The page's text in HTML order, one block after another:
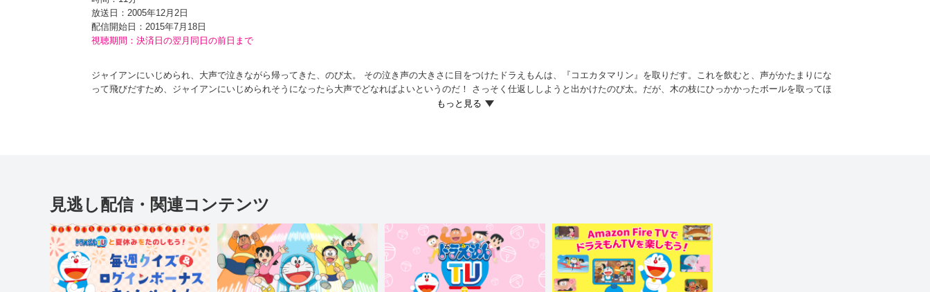
放送日：2005年12月2日
配信開始日： 2015年7月18日
視聴期間：決済日の翌月同日の前日まで
ジャイアンにいじめられ、大声で泣きながら帰ってきた、のび太。 その泣き声の大きさに目をつけたドラえもんは、『コエカタマリン』を取りだす。これを飲むと、声がかたまりにな
って飛びだすため、ジャイアンにいじめられそうになったら大声でどなればよいというのだ！ さっそく仕返ししようと出かけたのび太。だが、木の枝にひっかかったボールを取ってほ
しいと、しずかちゃんに引き止められてしまう。のび太は思わず「え～!? 」と大声を出すが…!?
見逃し配信・関連コンテンツ